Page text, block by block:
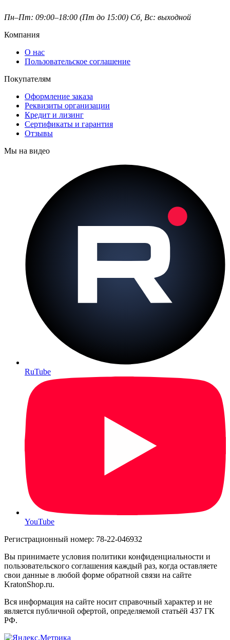
Пн–Пт: 09:00–18:00 (Пт до 15:00) Сб, Вс: выходной
Компания
О нас
Пользовательское соглашение
Покупателям
Оформление заказа
Реквизиты организации
Кредит и лизинг
Сертификаты и гарантия
Отзывы
Мы на видео
RuTube
YouTube
Регистрационный номер: 78-22-046932
Вы принимаете условия политики конфиденциальности и
пользовательского соглашения каждый раз, когда оставляете
свои данные в любой форме обратной связи на сайте
KratonShop.ru.
Вся информация на сайте носит справочный характер и не
является публичной офертой, определяемой статьёй 437 ГК
РФ.